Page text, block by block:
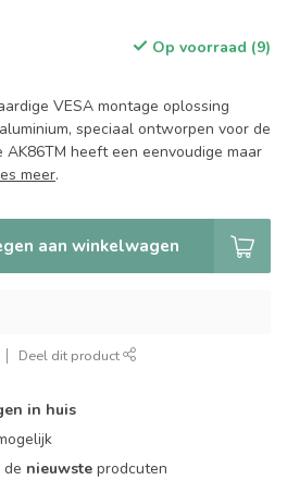
Op voorraad (9)
VESA montage oplossing
speciaal ontworpen voor de
heeft een eenvoudige maar
meer.
aan winkelwagen
Deel dit product
in huis
nieuwste prodcuten